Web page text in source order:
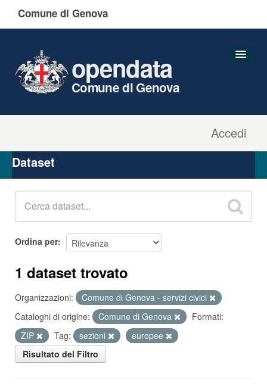
Comune di Genova
Accedi
opendata
Comune di Genova
Organizzazioni
Gruppi
Dataset
Ordina per
1 dataset trovato
Organizzazioni:
Comune di Genova - servizi civici
Cataloghi di origine:
Comune di Genova
Formati:
ZIP
Tag: sezioni
europee
Risultato del Filtro